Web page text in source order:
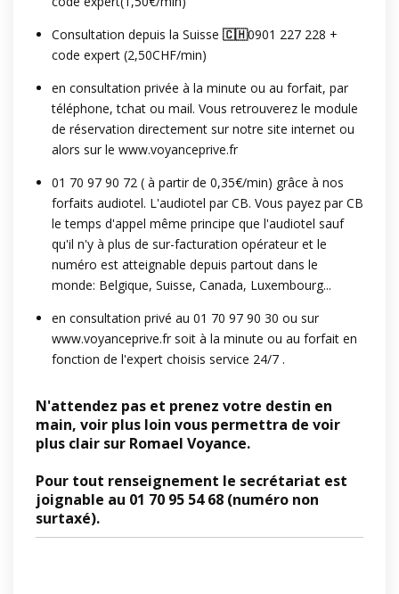
Consultation depuis la Suisse 🇨🇭0901 227 228 +
code expert (2,50CHF/min)
en consultation privée à la minute ou au forfait, par
téléphone, tchat ou mail. Vous retrouverez le module
de réservation directement sur notre site internet ou
alors sur le www.voyanceprive.fr
01 70 97 90 72 ( à partir de 0,35€/min) grâce à nos
forfaits audiotel. L'audiotel par CB. Vous payez par CB
le temps d'appel même principe que l'audiotel sauf
qu'il n'y à plus de sur-facturation opérateur et le
numéro est atteignable depuis partout dans le
monde: Belgique, Suisse, Canada, Luxembourg...
en consultation privé au 01 70 97 90 30 ou sur
www.voyanceprive.fr soit à la minute ou au forfait en
fonction de l'expert choisis service 24/7 .
N'attendez pas et prenez votre destin en
main, voir plus loin vous permettra de voir
plus clair sur Romael Voyance.
Pour tout renseignement le secrétariat est
joignable au 01 70 95 54 68 (numéro non
surtaxé).